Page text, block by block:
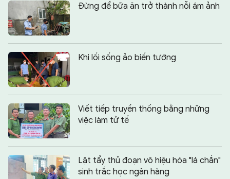
Đừng để bữa ăn trở thành nỗi ám ảnh
Khi lối sống ảo biến tướng
Viết tiếp truyền thống bằng những
việc làm tử tế
Lật tẩy thủ đoạn vô hiệu hóa "lá chắn"
sinh trắc học ngân hàng